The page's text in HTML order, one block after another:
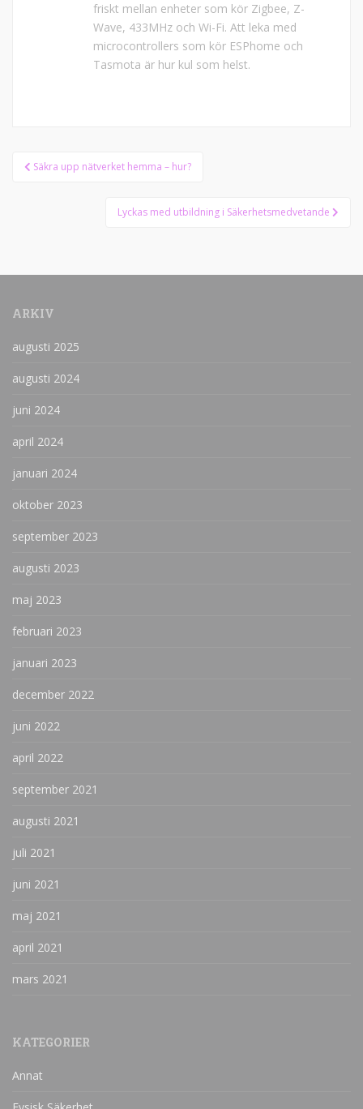
friskt mellan enheter som kör Zigbee, Z-
Wave, 433MHz och Wi-Fi. Att leka med
microcontrollers som kör ESPhome och
Tasmota är hur kul som helst.
Inläggsnavigering
Säkra upp nätverket hemma – hur?
Lyckas med utbildning i Säkerhetsmedvetande
ARKIV
augusti 2025
augusti 2024
juni 2024
april 2024
januari 2024
oktober 2023
september 2023
augusti 2023
maj 2023
februari 2023
januari 2023
december 2022
juni 2022
april 2022
september 2021
augusti 2021
juli 2021
juni 2021
maj 2021
april 2021
mars 2021
KATEGORIER
Annat